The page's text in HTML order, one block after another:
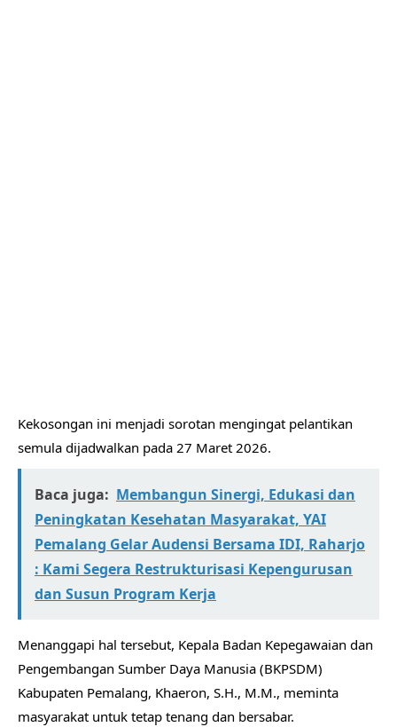
​Kekosongan ini menjadi sorotan mengingat pelantikan
semula dijadwalkan pada 27 Maret 2026.
Baca juga: Membangun Sinergi, Edukasi dan
Peningkatan Kesehatan Masyarakat, YAI
Pemalang Gelar Audensi Bersama IDI, Raharjo
: Kami Segera Restrukturisasi Kepengurusan
dan Susun Program Kerja
Menanggapi hal tersebut, Kepala Badan Kepegawaian dan
Pengembangan Sumber Daya Manusia (BKPSDM)
Kabupaten Pemalang, Khaeron, S.H., M.M., meminta
masyarakat untuk tetap tenang dan bersabar.